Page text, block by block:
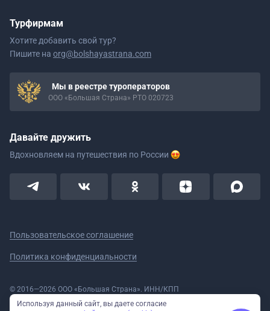
Турфирмам
Хотите добавить свой тур?
Пишите на org@bolshayastrana.com
Мы в реестре туроператоров
ООО «Большая Страна» РТО 020723
Давайте дружить
Вдохновляем на путешествия по России
Пользовательское соглашение
Политика конфиденциальности
© 2016—2026 ООО «Большая Страна». ИНН/КПП
5908078160/590801001 ОГРН 1185958020533
Номер в реестре Роскомнадзора № 59-18-006319 (Приказ № 321 от
Используя данный сайт, вы даете согласие